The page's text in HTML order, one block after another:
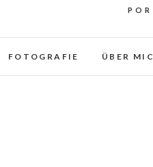
FOTOGRAFIE ÜBER